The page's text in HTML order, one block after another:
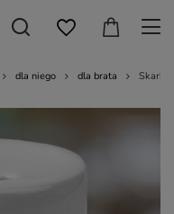
dla niego dla brata